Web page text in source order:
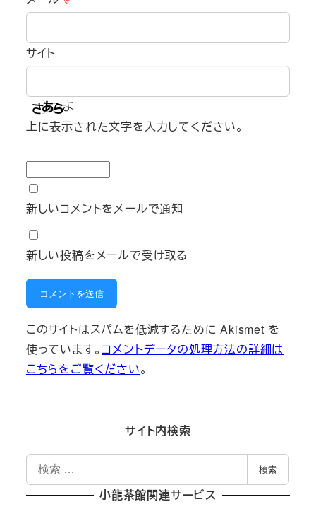
サイト
上に表示された文字を入力してください。
新しいコメントをメールで通知
新しい投稿をメールで受け取る
このサイトはスパムを低減するために Akismet を
使っています。 コメントデータの処理方法の詳細は
こちらをご覧ください。
サイト内検索
索
検索
小龍茶館関連サービス